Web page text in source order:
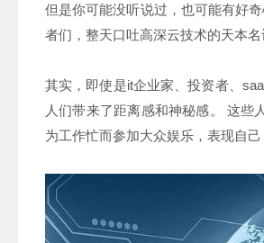
但是你可能没听说过，也可能有好
者们，整天口吐高深云技术的天本
其实，即使是it企业家、投资者、
人们带来了距离感和神秘感。 这些
为工作忙而参加大众娱乐，表现自